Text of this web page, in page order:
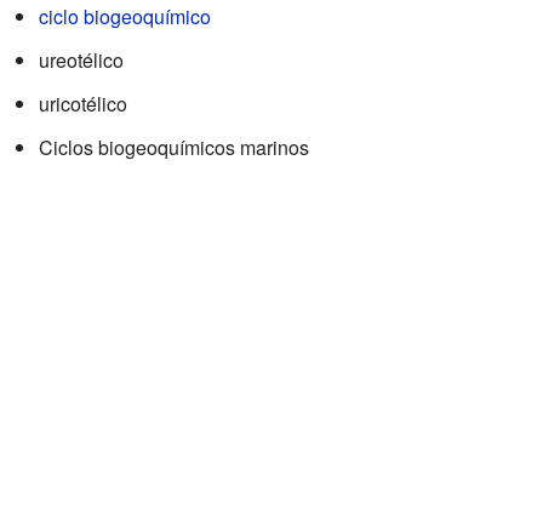
ciclo biogeoquímico
ureotélico
uricotélico
Ciclos biogeoquímicos marinos